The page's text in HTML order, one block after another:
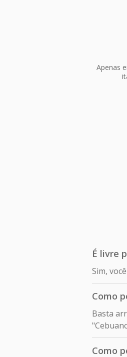
Apenas
É livre
Sim,
Como
Basta
Como